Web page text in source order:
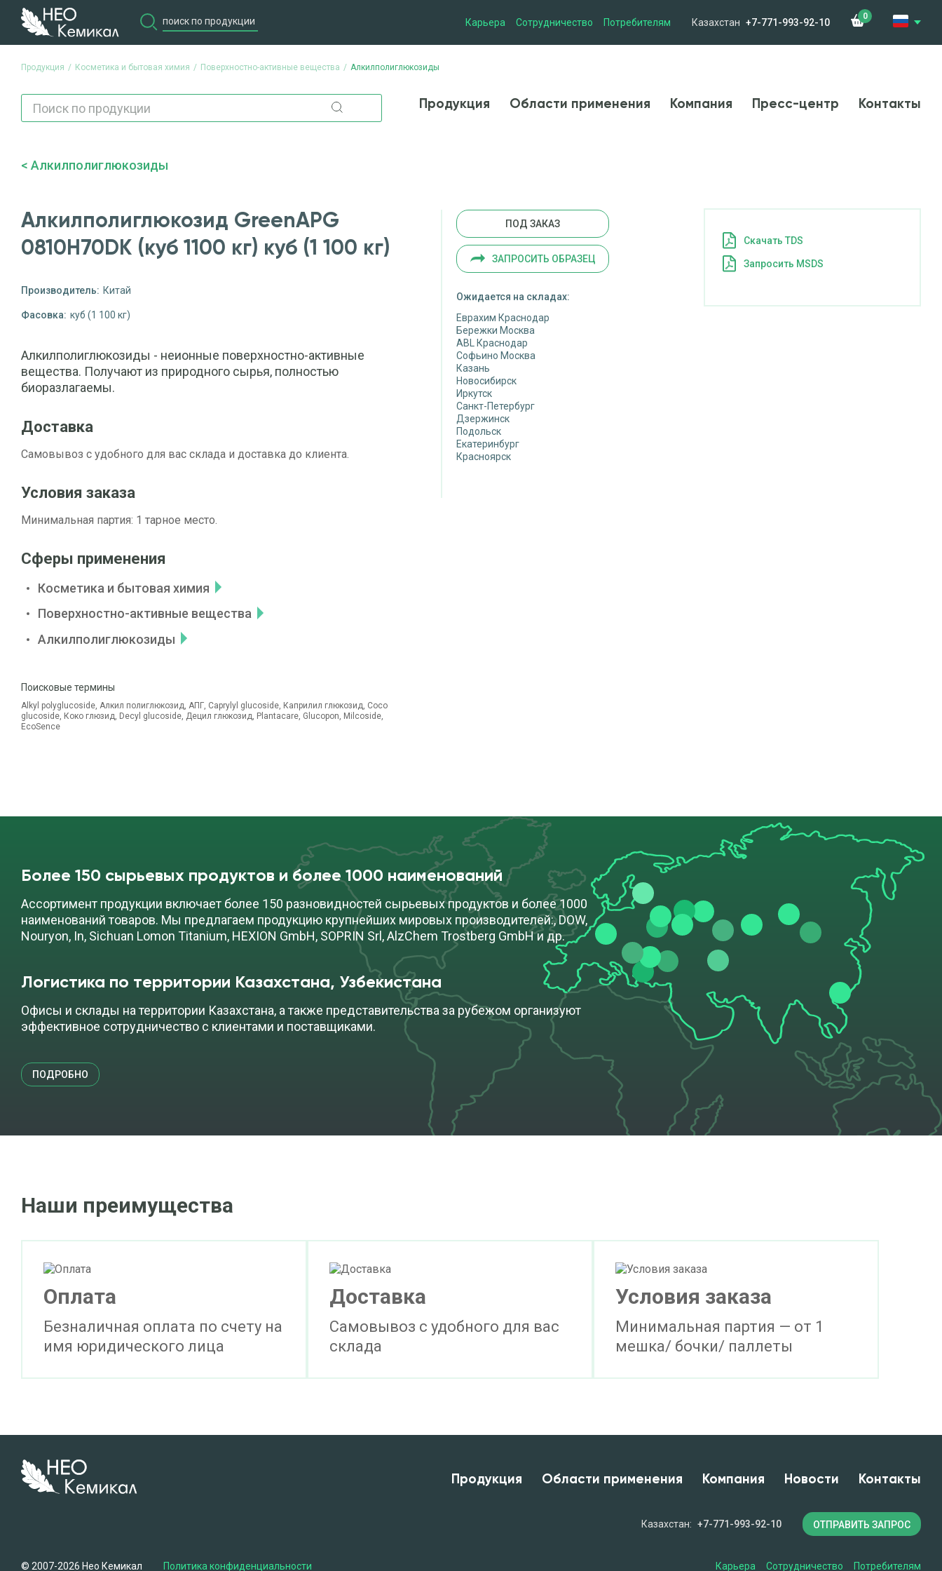
Карьера Сотрудничество Потребителям Казахстан +7-771-993-92-10
0
Продукция Косметика и бытовая химия Поверхностно-активные вещества Алкилполиглюкозиды
Продукция Области применения Компания Пресс-центр Контакты
Алкилполиглюкозиды
Алкилполиглюкозид GreenAPG
0810H70DK (куб 1100 кг) куб (1 100 кг)
Производитель: Китай
Фасовка: куб (1 100 кг)
Алкилполиглюкозиды - неионные поверхностно-активные
вещества. Получают из природного сырья, полностью
биоразлагаемы.
Доставка
Самовывоз с удобного для вас склада и доставка до клиента.
Условия заказа
Минимальная партия: 1 тарное место.
Сферы применения
Косметика и бытовая химия
Поверхностно-активные вещества
Алкилполиглюкозиды
Поисковые термины
Alkyl polyglucoside, Алкил полиглюкозид, АПГ, Caprylyl glucoside, Каприлил глюкозид, Coco
glucoside, Коко глюзид, Decyl glucoside, Децил глюкозид, Plantacare, Glucopon, Milcoside,
EcoSence
ПОД ЗАКАЗ
ЗАПРОСИТЬ ОБРАЗЕЦ
Ожидается на складах:
Еврахим Краснодар
Бережки Москва
ABL Краснодар
Софьино Москва
Казань
Новосибирск
Иркутск
Санкт-Петербург
Дзержинск
Подольск
Екатеринбург
Красноярск
Cкачать TDS
Запросить MSDS
Более 150 сырьевых продуктов и более 1000 наименований
Ассортимент продукции включает более 150 разновидностей сырьевых продуктов и более 1000
наименований товаров. Мы предлагаем продукцию крупнейших мировых производителей:, DOW,
Nouryon, In, Sichuan Lomon Titanium, HEXION GmbH, SOPRIN Srl, AlzChem Trostberg GmbH и др.
Логистика по территории Казахстана, Узбекистана
Офисы и склады на территории Казахстана, а также представительства за рубежом организуют
эффективное сотрудничество с клиентами и поставщиками.
ПОДРОБНО
Наши преимущества
Оплата
Безналичная оплата по счету на
имя юридического лица
Доставка
Самовывоз с удобного для вас
склада
Условия заказа
Минимальная партия — от 1
мешка/ бочки/ паллеты
Продукция Области применения Компания Новости Контакты
Казахстан: +7-771-993-92-10 ОТПРАВИТЬ ЗАПРОС
© 2007-2026 Нео Кемикал Политика конфиденциальности Карьера Сотрудничество Потребителям